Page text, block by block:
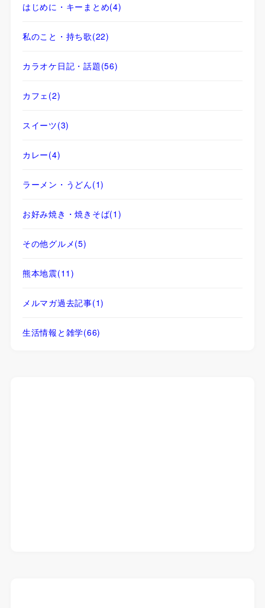
はじめに・キーまとめ(4)
私のこと・持ち歌(22)
カラオケ日記・話題(56)
カフェ (2)
スイーツ(3)
カレー(4)
ラーメン・うどん(1)
お好み焼き・焼きそば(1)
その他グルメ(5)
熊本地震(11)
メルマガ過去記事(1)
生活情報と雑学(66)